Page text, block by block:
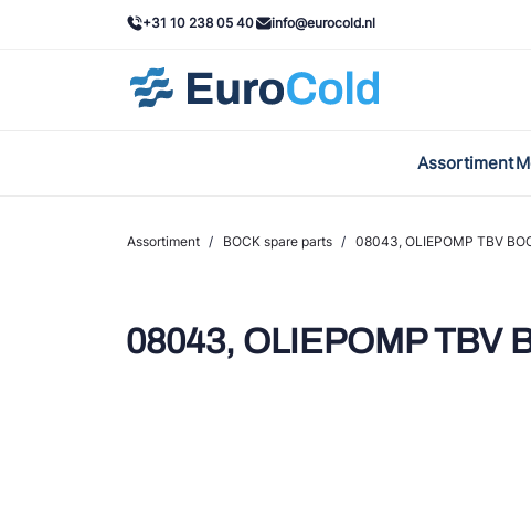
+31 10 238 05 40 info@eurocold.nl
Assortiment
Castel
AWA
Assortiment / BOCK spare parts / 08043, OLIEPOMP TBV
08043, OLIEPOMP TBV